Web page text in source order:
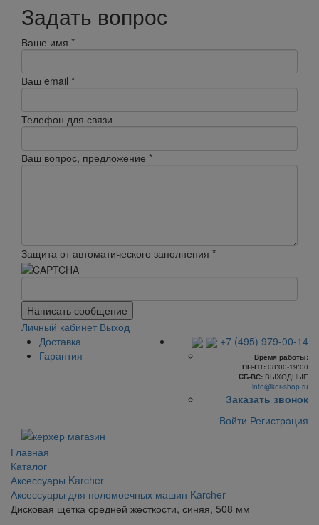
Задать вопрос
Ваше имя *
Ваш email *
Телефон для связи
Ваш вопрос, предложение *
Защита от автоматического заполнения *
Написать сообщение
Личный кабинет Выход
Доставка
Гарантия
+7 (495) 979-00-14
Время работы:
ПН-ПТ:08:00-19:00
CБ-ВС:ВЫХОДНЫЕ
info@ker-shop.ru
Заказать звонок
Войти Регистрация
Главная
Каталог
Аксессуары Karcher
Аксессуары для поломоечных машин Karcher
Дисковая щетка средней жесткости, синяя, 508 мм